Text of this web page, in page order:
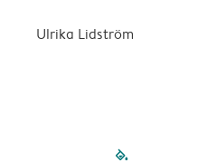
Ulrika Lidström
filled-